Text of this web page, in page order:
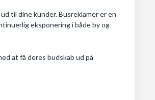
til dine kunder. Busreklamer er en
eksponering i både by og
at få deres budskab ud på